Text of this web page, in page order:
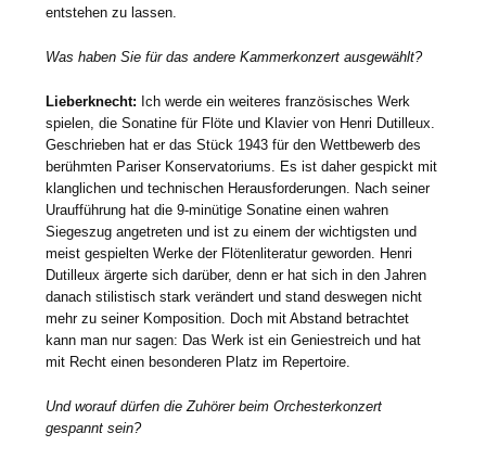
entstehen zu lassen.
Was haben Sie für das andere Kammerkonzert ausgewählt?
Lieberknecht: Ich werde ein weiteres französisches Werk
spielen, die Sonatine für Flöte und Klavier von Henri Dutilleux.
Geschrieben hat er das Stück 1943 für den Wettbewerb des
berühmten Pariser Konservatoriums. Es ist daher gespickt mit
klanglichen und technischen Herausforderungen. Nach seiner
Uraufführung hat die 9-minütige Sonatine einen wahren
Siegeszug angetreten und ist zu einem der wichtigsten und
meist gespielten Werke der Flötenliteratur geworden. Henri
Dutilleux ärgerte sich darüber, denn er hat sich in den Jahren
danach stilistisch stark verändert und stand deswegen nicht
mehr zu seiner Komposition. Doch mit Abstand betrachtet
kann man nur sagen: Das Werk ist ein Geniestreich und hat
mit Recht einen besonderen Platz im Repertoire.
Und worauf dürfen die Zuhörer beim Orchesterkonzert
gespannt sein?